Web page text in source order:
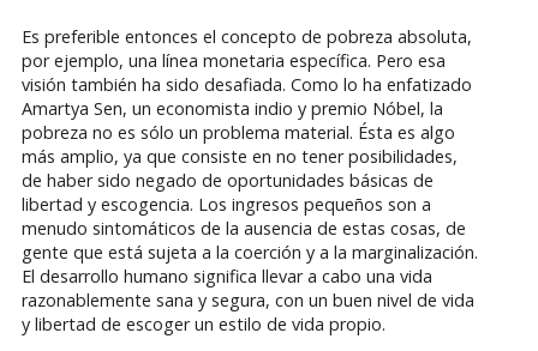
Es preferible entonces el concepto de pobreza absoluta,
por ejemplo, una línea monetaria específica. Pero esa
visión también ha sido desafiada. Como lo ha enfatizado
Amartya Sen, un economista indio y premio Nóbel, la
pobreza no es sólo un problema material. Ésta es algo
más amplio, ya que consiste en no tener posibilidades,
de haber sido negado de oportunidades básicas de
libertad y escogencia. Los ingresos pequeños son a
menudo sintomáticos de la ausencia de estas cosas, de
gente que está sujeta a la coerción y a la marginalización.
El desarrollo humano significa llevar a cabo una vida
razonablemente sana y segura, con un buen nivel de vida
y libertad de escoger un estilo de vida propio.